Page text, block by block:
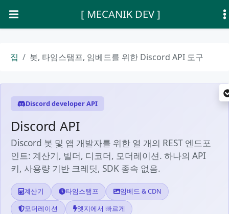
[ MECANIK DEV ]
집 봇, 타임스탬프, 임베드를 위한 Discord API 도구
Discord developer API
Discord API
Discord 봇 및 앱 개발자를 위한 열 개의 REST 엔드포
인트: 계산기, 빌더, 디코더, 모더레이션. 하나의 API
키, 사용량 기반 크레딧, SDK 종속 없음.
계산기 타임스탬프
임베드 & CDN
모더레이션
엣지에서 빠르게